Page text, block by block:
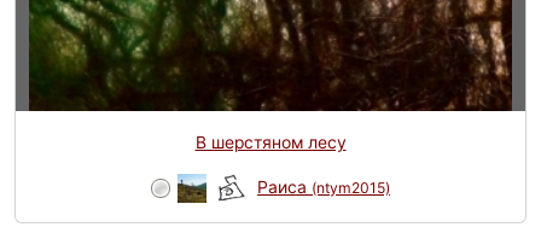
В шерстяном лесу
Раиса (ntym2015)